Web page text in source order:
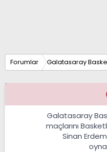
Forumlar Galatasaray
Galatasaray
maçlarını
Sinan